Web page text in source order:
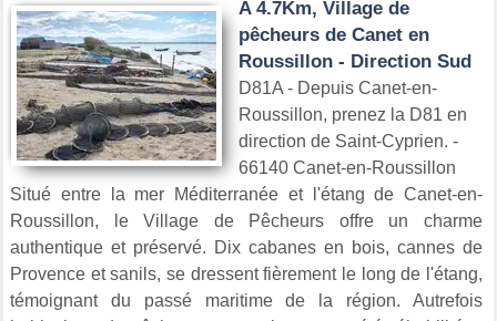
A 4.7Km, Village de
pêcheurs de Canet en
Roussillon - Direction Sud
D81A - Depuis Canet-en-
Roussillon, prenez la D81 en
direction de Saint-Cyprien. -
66140 Canet-en-Roussillon
Situé entre la mer Méditerranée et l'étang de Canet-en-
Roussillon, le Village de Pêcheurs offre un charme
authentique et préservé. Dix cabanes en bois, cannes de
Provence et sanils, se dressent fièrement le long de l'étang,
témoignant du passé maritime de la région. Autrefois